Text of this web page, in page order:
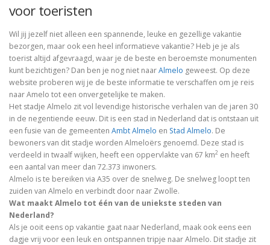
voor toeristen
Wil jij jezelf niet alleen een spannende, leuke en gezellige vakantie
bezorgen, maar ook een heel informatieve vakantie? Heb je je als
toerist altijd afgevraagd, waar je de beste en beroemste monumenten
kunt bezichtigen? Dan ben je nog niet naarAlmelo geweest. Op deze
website proberen wij je de beste informatie te verschaffen om je reis
naar Amelo tot een onvergetelijke te maken.
Het stadje Almelo zit vol levendige historische verhalen van de jaren 30
in de negentiende eeuw. Dit is een stad in Nederland dat is ontstaan uit
een fusie van de gemeenten Ambt Almelo en Stad Almelo. De
bewoners van dit stadje worden Almeloërs genoemd. Deze stad is
verdeeld in twaalf wijken, heeft een oppervlakte van 67 km2 en heeft
een aantal van meer dan 72.373 inwoners.
Almelo is te bereiken via A35 over de snelweg. De snelweg loopt ten
zuiden van Almelo en verbindt door naar Zwolle.
Wat maakt Almelo tot één van de uniekste steden van
Nederland?
Als je ooit eens op vakantie gaat naar Nederland, maak ook eens een
dagje vrij voor een leuk en ontspannen tripje naar Almelo. Dit stadje zit